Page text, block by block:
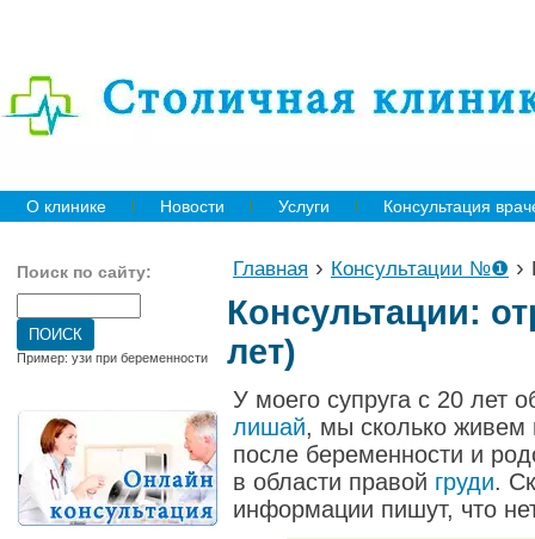
О клинике Новости Услуги Консультация
Поиск по сайту:
Пример: узи при беременности
Главная › Консультации №❶ ›
Консультации:
лет)
У моего супруга с 20 лет
лишай, мы сколько живем
после беременности и
в области правой груди.
информации пишут, что